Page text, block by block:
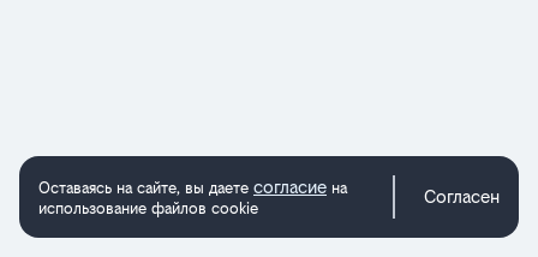
Оставаясь на сайте, вы даете согласие на
использование файлов cookie
Согласен